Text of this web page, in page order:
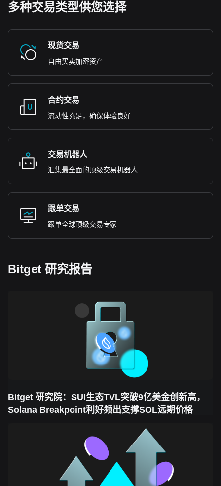
多种交易类型供您选择
现货交易
自由买卖加密资产
合约交易
流动性充足，确保体验良好
交易机器人
汇集最全面的顶级交易机器人
跟单交易
跟单全球顶级交易专家
Bitget 研究报告
Bitget 研究院：SUI生态TVL突破9亿美金创新高，
Solana Breakpoint利好频出支撑SOL远期价格